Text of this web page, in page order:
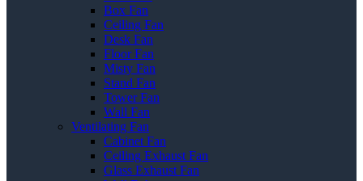
Box Fan
Ceiling Fan
Desk Fan
Floor Fan
Misty Fan
Stand Fan
Tower Fan
Wall Fan
Ventilating Fan
Cabinet Fan
Ceiling Exhaust Fan
Glass Exhaust Fan